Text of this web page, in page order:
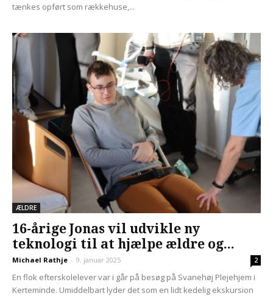
tænkes opført som rækkehuse,...
ÆLDRE
16-årige Jonas vil udvikle ny
teknologi til at hjælpe ældre og...
Michael Rathje - 9. januar 2025 2
En flok efterskolelever var i går på besøg på Svanehøj Plejehjem i
Kerteminde. Umiddelbart lyder det som en lidt kedelig ekskursion